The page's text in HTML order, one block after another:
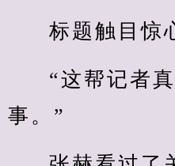
标题触目惊
“这帮记者
事。”